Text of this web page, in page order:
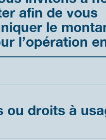
afin de vous
le
l’opération
ou droits à